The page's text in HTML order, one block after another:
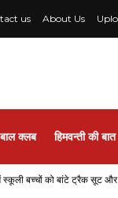
us About Us
बाल क्लब हिमवन्ती की बात
स्कूली बच्चों को बांटे ट्रैक सूट